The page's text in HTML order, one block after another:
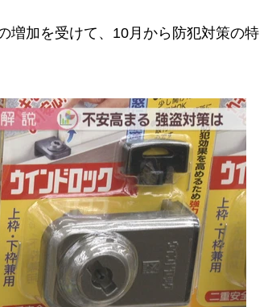
増加を受けて、10月から防犯対策の特